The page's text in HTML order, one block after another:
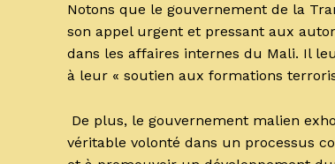
Notons que le gouvernement de la
son appel urgent et pressant aux
dans les affaires internes du Mali. Il
à leur « soutien aux formations
De plus, le gouvernement malien
véritable volonté dans un processus